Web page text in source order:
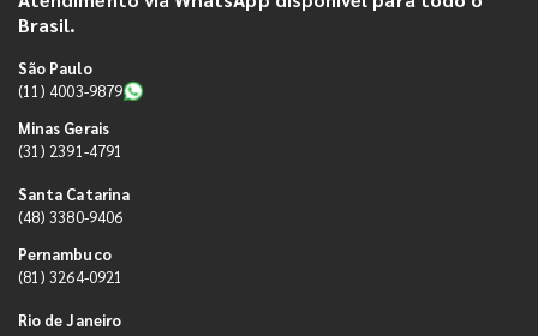
Brasil.
São Paulo
(11) 4003-9879
Minas Gerais
(31) 2391-4791
Santa Catarina
(48) 3380-9406
Pernambuco
(81) 3264-0921
Rio de Janeiro